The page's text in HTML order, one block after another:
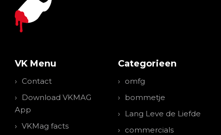
VK Menu
Contact
Download VKMAG
App
VKMag facts
Categorieen
omfg
bommetje
Lang Leve de Liefde
commercials